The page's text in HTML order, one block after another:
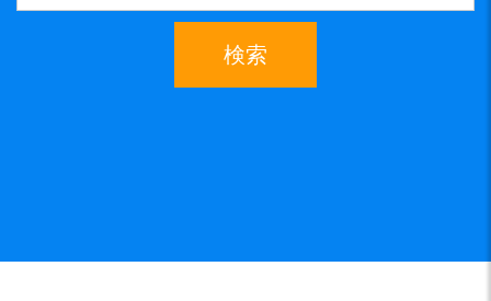
検索